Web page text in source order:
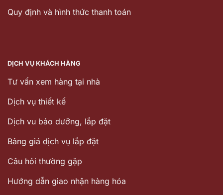
Quy định và hình thức thanh toán
DỊCH VỤ KHÁCH HÀNG
Tư vấn xem hàng tại nhà
Dịch vụ thiết kế
Dịch vu bảo dưỡng, lắp đặt
Bảng giá dịch vụ lắp đặt
Câu hỏi thường gặp
Hướng dẫn giao nhận hàng hóa